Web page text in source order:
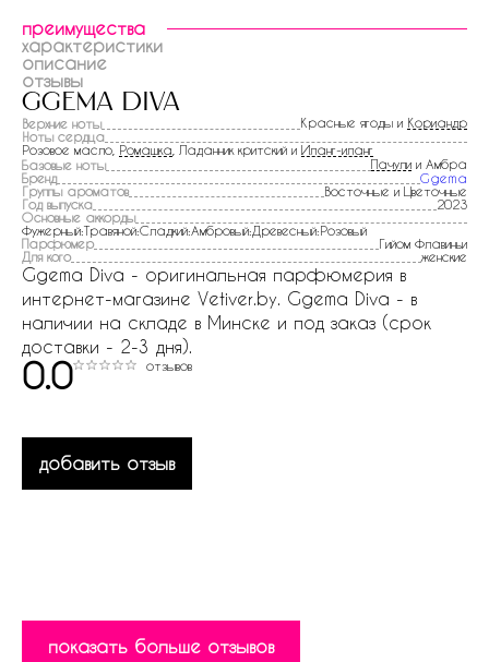
преимущества
характеристики
описание
отзывы
ggema diva
Верхние ноты Красные ягоды и Кориандр
Ноты сердца
Розовое масло, Ромашка , Ладанник критский и Иланг-иланг
Базовые ноты
Пачули и Амбра
Бренд
Ggema
Группы ароматов
Восточные и Цветочные
Год выпуска
2023
Основные аккорды
Фужерный:Травяной:Сладкий:Амбровый:Древесный:Розовый
Парфюмер
Гийом Флавиньи
Для кого
женские
Ggema Diva - оригинальная парфюмерия в
интернет-магазине Vetiver.by. Ggema Diva - в
наличии на складе в Минске и под заказ (срок
доставки - 2-3 дня).
0.0 отзывов
добавить отзыв
показать больше отзывов